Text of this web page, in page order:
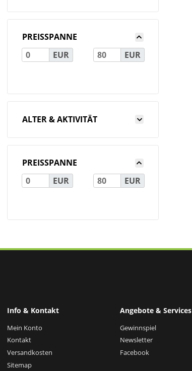
PREISSPANNE
EUR
EUR
ALTER & AKTIVITÄT
PREISSPANNE
EUR
EUR
Info & Kontakt
Mein Konto
Kontakt
Versandkosten
Sitemap
Angebote & Services
Gewinnspiel
Newsletter
Facebook